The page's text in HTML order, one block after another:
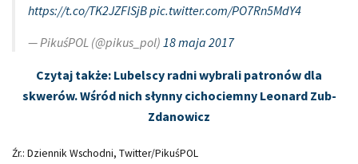
https://t.co/TK2JZFlSjBpic.twitter.com/PO7Rn5MdY4
— PikuśPOL (@pikus_pol) 18 maja 2017
Czytaj także: Lubelscy radni wybrali patronów dla
skwerów. Wśród nich słynny cichociemny Leonard Zub-
Zdanowicz
Źr.: Dziennik Wschodni, Twitter/PikuśPOL